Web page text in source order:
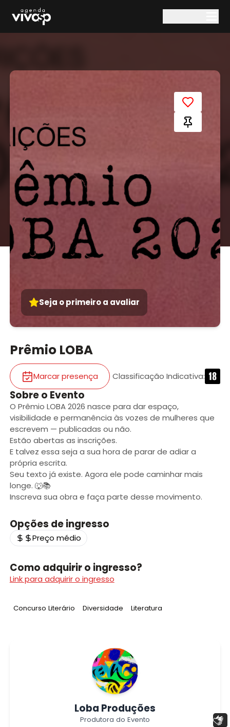
Seja o primeiro a avaliar
Prêmio LOBA
Marcar presença Classificação Indicativa:
Sobre o Evento
O Prêmio LOBA 2026 nasce para dar espaço,
visibilidade e permanência às vozes de mulheres que
escrevem — publicadas ou não.
Estão abertas as inscrições.
E talvez essa seja a sua hora de parar de adiar a
própria escrita.
Seu texto já existe. Agora ele pode caminhar mais
longe. 🐺📚
Inscreva sua obra e faça parte desse movimento.
Opções de ingresso
Preço médio
Como adquirir o ingresso?
Link para adquirir o ingresso
Tag:
Concurso Literário Tag:
Diversidade Tag:
Literatura
Loba Produções
Produtora do Evento